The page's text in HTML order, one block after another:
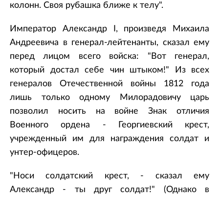
колонн. Своя рубашка ближе к телу".
Император Александр I, произведя Михаила
Андреевича в генерал-лейтенанты, сказал ему
перед лицом всего войска: "Вот генерал,
который достал себе чин штыком!" Из всех
генералов Отечественной войны 1812 года
лишь только одному Милорадовичу царь
позволил носить на войне Знак отличия
Военного ордена - Георгиевский крест,
учрежденный им для награждения солдат и
унтер-офицеров.
"Носи солдатский крест, - сказал ему
Александр - ты друг солдат!" (Однако в